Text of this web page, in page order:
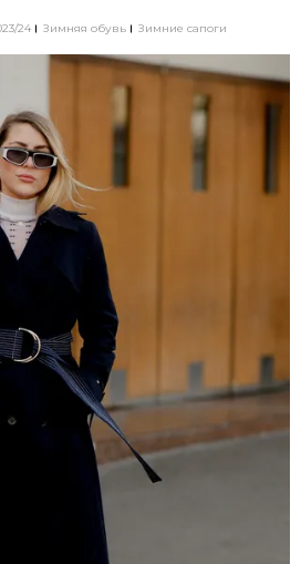
24 Зимняя обувь Зимние сапоги